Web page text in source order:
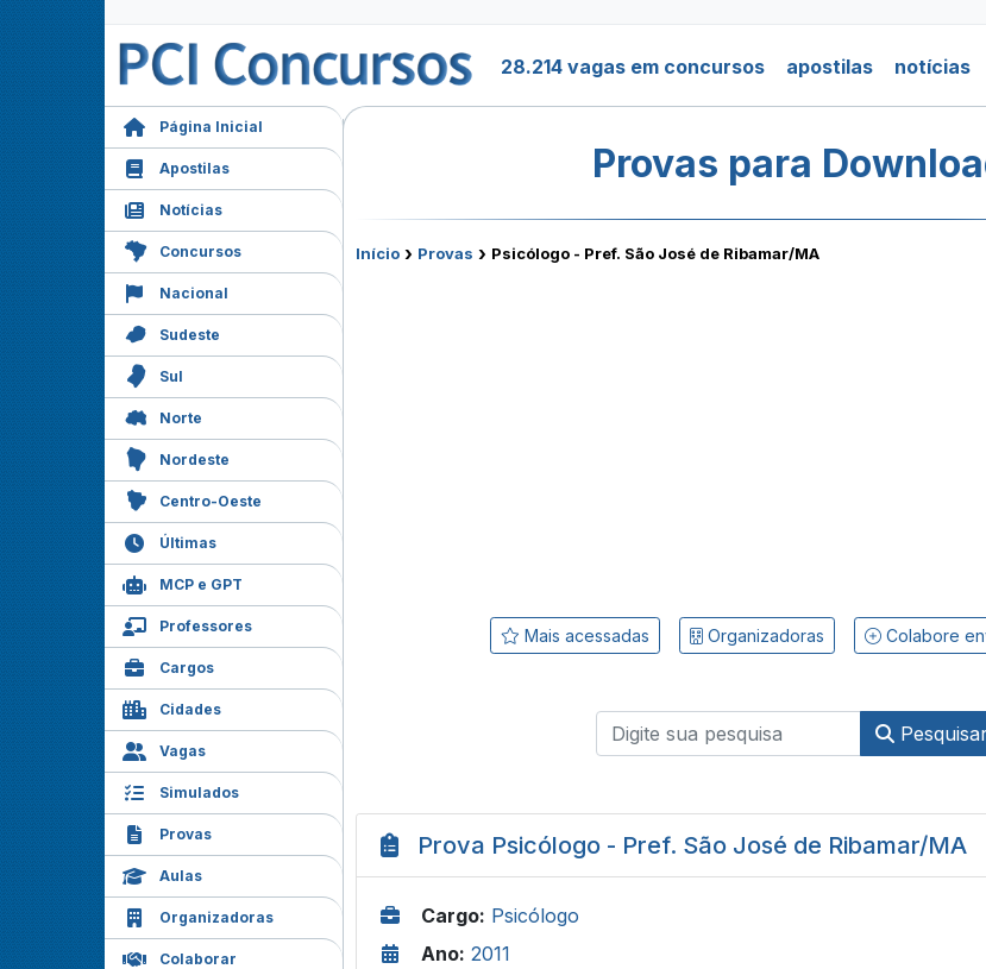
28.214 vagas em concursos apostilas notícias
Página Inicial
Apostilas
Notícias
Concursos
Nacional
Sudeste
Sul
Norte
Nordeste
Centro-Oeste
Últimas
MCP e GPT
Professores
Cargos
Cidades
Vagas
Simulados
Provas
Aulas
Organizadoras
Colaborar
Provas para
Início › Provas › Psicólogo - Pref. São José de Ribamar/MA
Mais acessadas Organizadoras Colabore
Prova Psicólogo - Pref. São José de Ribamar/MA
Cargo: Psicólogo
Ano: 2011